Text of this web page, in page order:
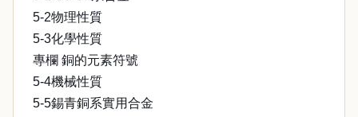
5-2物理性質
5-3化學性質
專欄 銅的元素符號
5-4機械性質
5-5錫青銅系實用合金